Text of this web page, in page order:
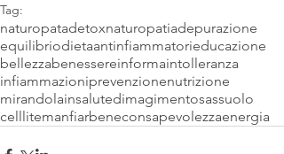
Tag:
naturopatadetoxnaturopatiadepurazione
equilibriodietaantinfiammatorieducazione
bellezzabenessereinformaintolleranza
infiammazioniprevenzionenutrizione
mirandolainsalutedimagimentosassuolo
celllitemanfiarbeneconsapevolezzaenergia